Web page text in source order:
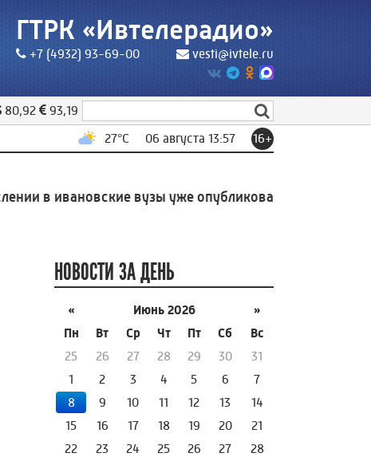
ГТРК «Ивтелерадио»
+7 (4932) 93-69-00 vesti@ivtele.ru
80,92
93,19
27°C 06 августа 13:57 16+
в ивановские вузы уже опубликованы
НОВОСТИ ЗА ДЕНЬ
« Июнь 2026
»
Пн
Вт Ср Чт Пт Сб
Вс
25
26 27 28 29 30
31
1
2 3 4 5 6
7
8
9 10 11 12 13
14
15
16 17 18 19 20
21
22
23 24 25 26 27
28